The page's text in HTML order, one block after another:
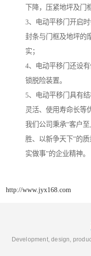
下降，压紧地坪及门
3、电动平移门开启
封条与门框及地坪的
实；
4、电动平移门还设
锁脱险装置。
5、电动平移门具有
灵活、使用寿命长等
我们公司秉承“客户
胜、以新争天下”的
实做事”的企业精神。
http://www.jyx168.com
Development, design,